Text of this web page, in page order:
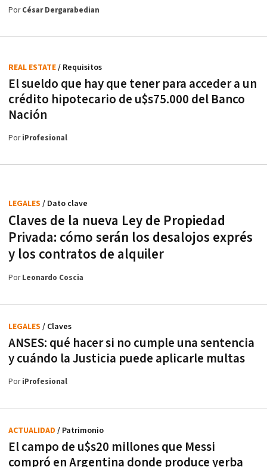
PorCésar Dergarabedian
El sueldo que hay que tener para acceder a un
crédito hipotecario de u$s75.000 del Banco
Nación
REAL ESTATE/ Requisitos
PoriProfesional
Claves de la nueva Ley de Propiedad
Privada: cómo serán los desalojos exprés
y los contratos de alquiler
LEGALES / Dato clave
PorLeonardo Coscia
ANSES: qué hacer si no cumple una sentencia
y cuándo la Justicia puede aplicarle multas
LEGALES / Claves
PoriProfesional
El campo de u$s20 millones que Messi
compró en Argentina donde produce yerba
ACTUALIDAD / Patrimonio